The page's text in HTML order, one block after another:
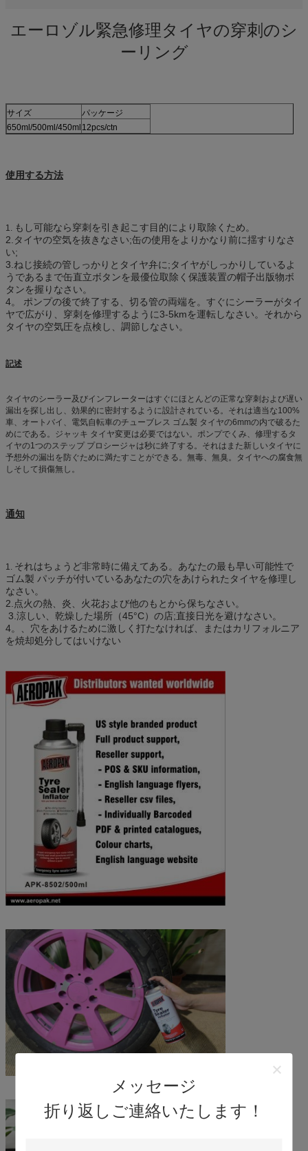
メッセージ
折り返しご連絡いたします！
エーロゾル緊急修理タイヤの穿刺のシ
ーリング
サイズ
パッケージ
650ml/500ml/450ml 12pcs/ctn
使用する方法
1. もし可能なら穿刺を引き起こす目的により取除くため。
2.タイヤの空気を抜きなさい;缶の使用をよりかなり前に揺すりなさ
い;
3.ねじ接続の管しっかりとタイヤ弁に;タイヤがしっかりしているよ
うであるまで缶直立ボタンを最優位取除く保護装置の帽子出版物ボ
タンを握りなさい。
4。 ポンプの後で終了する、切る管の両端を。すぐにシーラーがタイ
ヤで広がり、穿刺を修理するように3-5kmを運転しなさい。それから
タイヤの空気圧を点検し、調節しなさい。
記述
タイヤのシーラー及びインフレーターはすぐにほとんどの正常な穿刺および遅い
漏出を探し出し、効果的に密封するように設計されている。それは適当な100%
車、オートバイ、電気自転車のチューブレス ゴム製 タイヤの6mmの内で破るた
めにである。ジャッキ タイヤ変更は必要ではない。ポンプでくみ、修理するタ
イヤの1つのステップ プロシージャは秒に終了する。それはまた新しいタイヤに
予想外の漏出を防ぐために満たすことができる。無毒、無臭。タイヤへの腐食無
しそして損傷無し。
通知
1. それはちょうど非常時に備えてある。あなたの最も早い可能性で
ゴム製 パッチが付いているあなたの穴をあけられたタイヤを修理し
なさい。
2.点火の熱、炎、火花および他のもとから保ちなさい。
3.涼しい、乾燥した場所（45°C）の店;直接日光を避けなさい。
4。、穴をあけるために激しく打たなければ、またはカリフォルニア
を焼却処分してはいけない